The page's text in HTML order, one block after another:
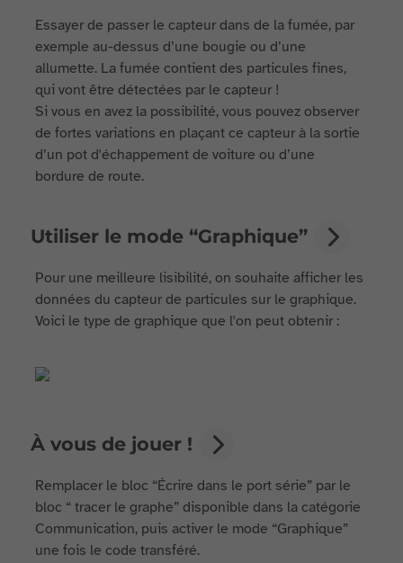
Essayer de passer le capteur dans de la fumée, par
exemple au-dessus d’une bougie ou d’une
allumette. La fumée contient des particules fines,
qui vont être détectées par le capteur !
Si vous en avez la possibilité, vous pouvez observer
de fortes variations en plaçant ce capteur à la sortie
d’un pot d'échappement de voiture ou d’une
bordure de route.
Utiliser le mode “Graphique”
Pour une meilleure lisibilité, on souhaite afficher les
données du capteur de particules sur le graphique.
Voici le type de graphique que l'on peut obtenir :
À vous de jouer !
Remplacer le bloc “Écrire dans le port série” par le
bloc “ tracer le graphe” disponible dans la catégorie
Communication, puis activer le mode “Graphique”
une fois le code transféré.